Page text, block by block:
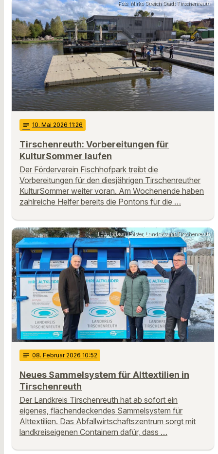
Foto: Mirko Streich Stadt Tirschenreuth
notes 10. Mai 2026 11:26
Tirschenreuth: Vorbereitungen für
KulturSommer laufen
Der Förderverein Fischhofpark treibt die
Vorbereitungen für den diesjährigen Tirschenreuther
KulturSommer weiter voran. Am Wochenende haben
zahlreiche Helfer bereits die Pontons für die …
Foto: Fabian Polster, Landratsamt Tirschenreuth
notes 08. Februar 2026 10:52
Neues Sammelsystem für Alttextilien in
Tirschenreuth
Der Landkreis Tirschenreuth hat ab sofort ein
eigenes, flächendeckendes Sammelsystem für
Alttextilien. Das Abfallwirtschaftszentrum sorgt mit
landkreiseigenen Containern dafür, dass …